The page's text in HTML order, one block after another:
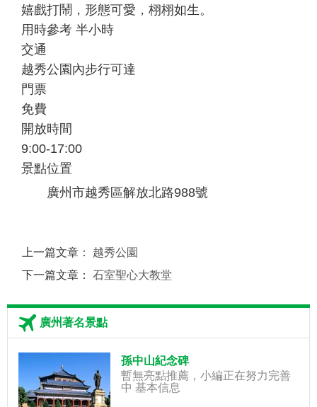
嬉戲打鬧，形態可愛，栩栩如生。
用時參考 半小時
交通
越秀公園內步行可達
門票
免費
開放時間
9:00-17:00
景點位置
廣州市越秀區解放北路988號
上一篇文章： 越秀公園
下一篇文章：石室聖心大教堂
廣州著名景點
孫中山紀念碑
暫無亮點推薦，小編正在努力完善
中 基本信息